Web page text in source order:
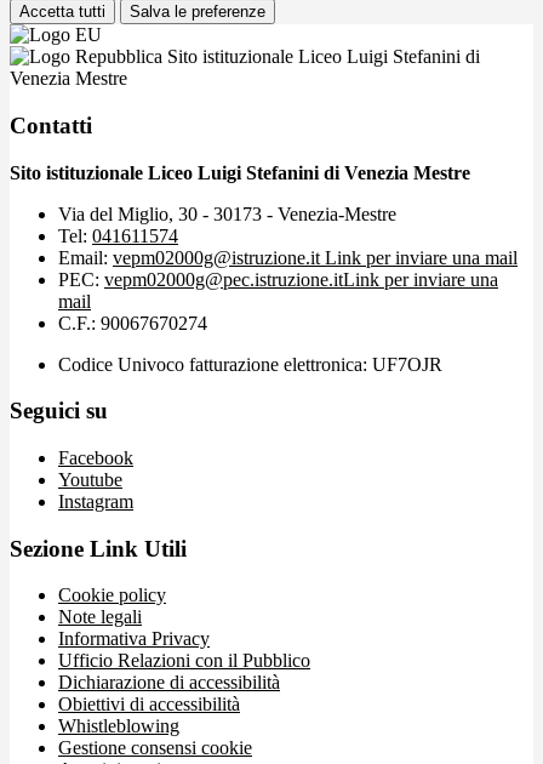
Accetta tutti Salva le preferenze
Sito istituzionale Liceo Luigi Stefanini di
Venezia Mestre
Contatti
Sito istituzionale Liceo Luigi Stefanini di Venezia Mestre
Via del Miglio, 30 - 30173 - Venezia-Mestre
Tel: 041611574
Email: vepm02000g@istruzione.it Link per inviare una mail
PEC: vepm02000g@pec.istruzione.itLink per inviare una
mail
C.F.: 90067670274
Codice Univoco fatturazione elettronica: UF7OJR
Seguici su
Facebook
Youtube
Instagram
Sezione Link Utili
Cookie policy
Note legali
Informativa Privacy
Ufficio Relazioni con il Pubblico
Dichiarazione di accessibilità
Obiettivi di accessibilità
Whistleblowing
Gestione consensi cookie